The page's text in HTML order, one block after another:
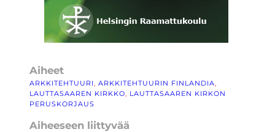
Aiheet
ARKKITEHTUURI, ARKKITEHTUURIN FINLANDIA
LAUTTASAAREN KIRKKO, LAUTTASAAREN KIRKON
PERUSKORJAUS
Aiheeseen liittyvää